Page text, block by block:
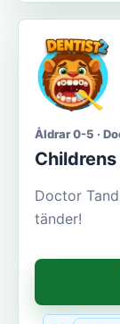
Åldrar 0-5 ·
Doctor
tänder!